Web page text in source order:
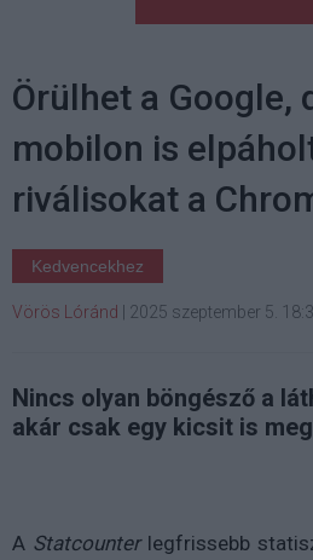
Örülhet a Google,
mobilon is
riválisokat a
Kedvencekhez
Vörös Lóránd 2025 szeptember 5.
Nincs olyan böngésző a
akár csak egy kicsit is
A Statcounterlegfrissebb